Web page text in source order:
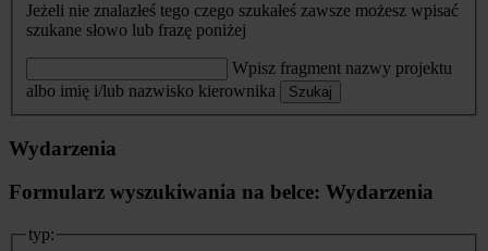
Jeżeli nie znalazłeś tego czego szukałeś zawsze możesz wpisać
szukane słowo lub frazę poniżej
Wpisz fragment nazwy projektu
albo imię i/lub nazwisko kierownika
Szukaj
Wydarzenia
Formularz wyszukiwania na belce: Wydarzenia
typ: